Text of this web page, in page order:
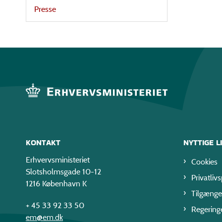
Presse
KONTAKT
Erhvervsministeriet
Slotsholmsgade 10-12
1216 København K
+ 45 33 92 33 50
em@em.dk
NYTTIGE
Cookies